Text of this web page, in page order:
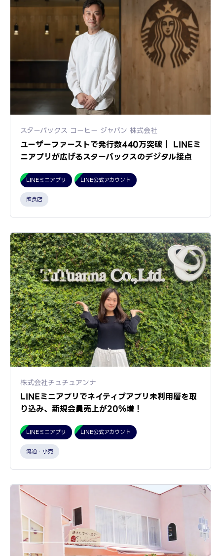
スターバックス コーヒー ジャパン 株式会社
ユーザーファーストで発行数440万突破｜ LINEミ
ニアプリが広げるスターバックスのデジタル接点
LINEミニアプリ LINE公式アカウント
飲食店
株式会社チュチュアンナ
LINEミニアプリでネイティブアプリ未利用層を取
り込み、新規会員売上が20％増！
LINEミニアプリ LINE公式アカウント
流通・小売